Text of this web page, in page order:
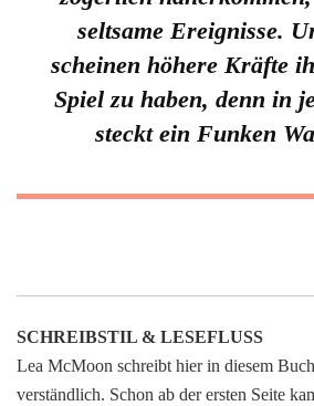
seltsame Ereignisse.
scheinen höhere Kräfte
Spiel zu haben, denn in
steckt ein Funken
SCHREIBSTIL & LESEFLUSS
Lea McMoon schreibt hier in diesem
verständlich. Schon ab der ersten Seite